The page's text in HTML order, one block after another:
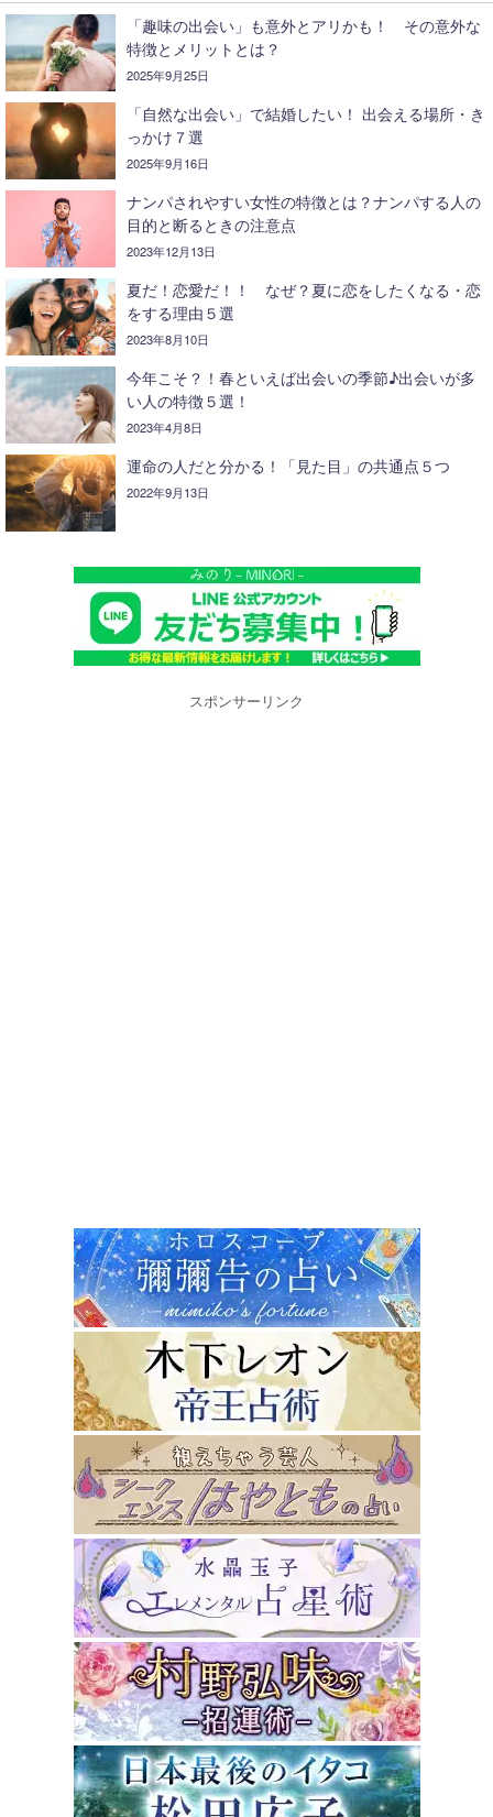
「趣味の出会い」も意外とアリかも！ その意外な
特徴とメリットとは？
2025年9月25日
「自然な出会い」で結婚したい！ 出会える場所・き
っかけ７選
2025年9月16日
ナンパされやすい女性の特徴とは？ナンパする人の
目的と断るときの注意点
2023年12月13日
夏だ！恋愛だ！！ なぜ？夏に恋をしたくなる・恋
をする理由５選
2023年8月10日
今年こそ？！春といえば出会いの季節♪出会いが多
い人の特徴５選！
2023年4月8日
運命の人だと分かる！「見た目」の共通点５つ
2022年9月13日
スポンサーリンク